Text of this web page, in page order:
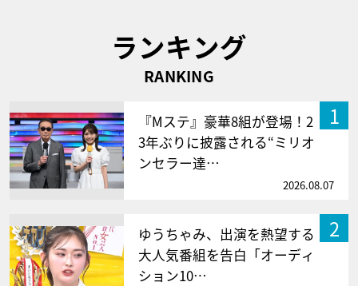
ランキング
RANKING
1
『Mステ』豪華8組が登場！2
3年ぶりに披露される“ミリオ
ンセラー達…
2026.08.07
2
ゆうちゃみ、出演を熱望する
大人気番組を告白「オーディ
ション10…